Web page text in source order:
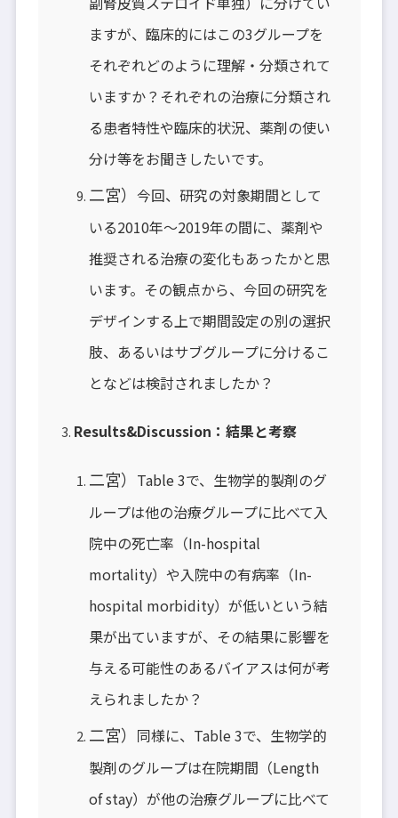
ますが、臨床的にはこの3グループを
それぞれどのように理解・分類されて
いますか？それぞれの治療に分類され
る患者特性や臨床的状況、薬剤の使い
分け等をお聞きしたいです。
二宮）今回、研究の対象期間として
いる2010年〜2019年の間に、薬剤や
推奨される治療の変化もあったかと思
います。その観点から、今回の研究を
デザインする上で期間設定の別の選択
肢、あるいはサブグループに分けるこ
となどは検討されましたか？
Results&Discussion：結果と考察
二宮） Table 3で、生物学的製剤のグ
ループは他の治療グループに比べて入
院中の死亡率（In-hospital
mortality）や入院中の有病率（In-
hospital morbidity）が低いという結
果が出ていますが、その結果に影響を
与える可能性のあるバイアスは何が考
えられましたか？
二宮） 同様に、Table 3で、生物学的
製剤のグループは在院期間（Length
of stay）が他の治療グループに比べて